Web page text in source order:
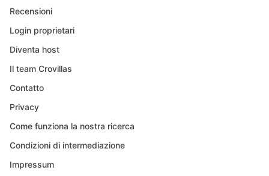
Recensioni
Login proprietari
Diventa host
Il team Crovillas
Contatto
Privacy
Come funziona la nostra ricerca
Condizioni di intermediazione
Impressum